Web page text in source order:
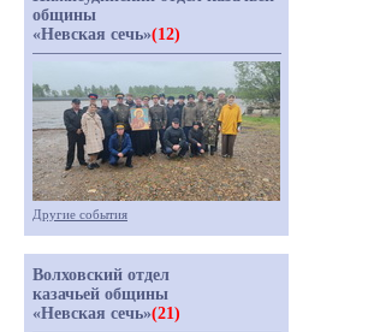
общины
«Невская сечь»(12)
Другие события
Волховский отдел
казачьей общины
«Невская сечь»(21)